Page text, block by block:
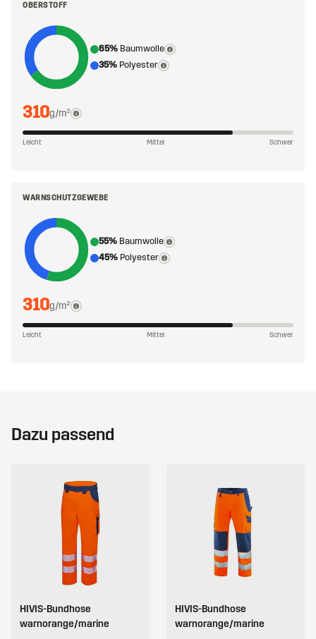
OBERSTOFF
65% Baumwolle
35% Polyester
310g/m²
Leicht Mittel Schwer
WARNSCHUTZGEWEBE
55% Baumwolle
45% Polyester
310g/m²
Leicht Mittel Schwer
Dazu passend
HIVIS-Bundhose
warnorange/marine
HIVIS-Bundhose
warnorange/marine